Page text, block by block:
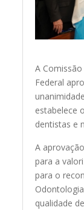
A
Federal
estabelece
dentistas e
A
para a
para o
qualidade